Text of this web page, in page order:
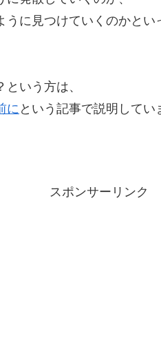
うに見つけていくのかとい
いう方は、
に という記事で説明して
スポンサーリンク